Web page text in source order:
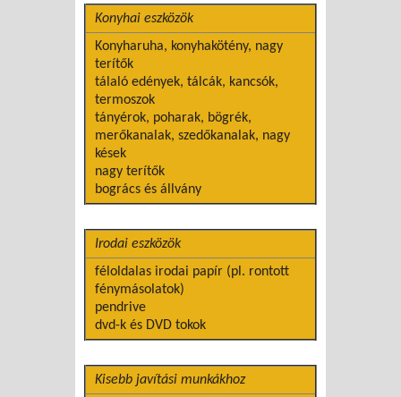
Konyhai eszközök
Konyharuha, konyhakötény, nagy
terítők
tálaló edények, tálcák, kancsók,
termoszok
tányérok, poharak, bögrék,
merőkanalak, szedőkanalak, nagy
kések
nagy terítők
bogrács és állvány
Irodai eszközök
féloldalas irodai papír (pl. rontott
fénymásolatok)
pendrive
dvd-k és DVD tokok
Kisebb javítási munkákhoz